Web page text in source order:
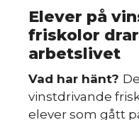
Elever på
friskolor
arbetslivet
Vad har hänt?
vinstdrivande
elever som gått